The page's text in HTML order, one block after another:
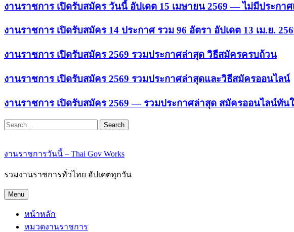
งานราชการ เปิดรับสมัคร วันนี้ อัปเดต 15 เมษายน 2569 — ไม่มีประกาศ
งานราชการ เปิดรับสมัคร 14 ประกาศ รวม 96 อัตรา อัปเดต 13 เม.ย.
งานราชการ เปิดรับสมัคร 2569 รวมประกาศล่าสุด วิธีสมัครครบถ้วน
งานราชการ เปิดรับสมัคร 2569 รวมประกาศล่าสุดและวิธีสมัครออนไลน์
งานราชการ เปิดรับสมัคร 2569 — รวมประกาศล่าสุด สมัครออนไลน์ทัน
Search
งานราชการวันนี้ – Thai Gov Works
รวมงานราชการทั่วไทย อัปเดตทุกวัน
Menu
หน้าหลัก
หมวดงานราชการ